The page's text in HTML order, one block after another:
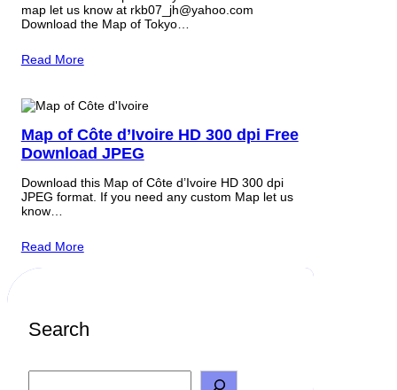
map let us know at rkb07_jh@yahoo.com
Download the Map of Tokyo…
Read More
Map of Côte d’Ivoire HD 300 dpi Free
Download JPEG
Download this Map of Côte d’Ivoire HD 300 dpi
JPEG format. If you need any custom Map let us
know…
Read More
Search
S